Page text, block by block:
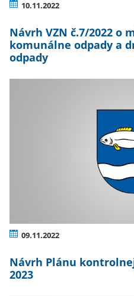
10.11.2022
Návrh VZN č.7/2022 o
komunálne odpady a
odpady
09.11.2022
Návrh Plánu
2023